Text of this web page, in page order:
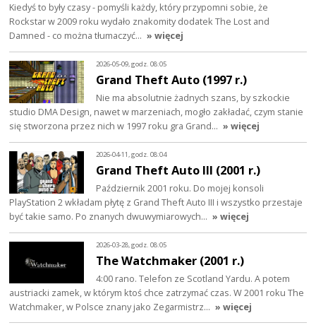
Kiedyś to były czasy - pomyśli każdy, który przypomni sobie, że
Rockstar w 2009 roku wydało znakomity dodatek The Lost and
Damned - co można tłumaczyć… » więcej
2026-05-09, godz. 08:05
Grand Theft Auto (1997 r.)
Nie ma absolutnie żadnych szans, by szkockie
studio DMA Design, nawet w marzeniach, mogło zakładać, czym stanie
się stworzona przez nich w 1997 roku gra Grand… » więcej
2026-04-11, godz. 08:04
Grand Theft Auto III (2001 r.)
Październik 2001 roku. Do mojej konsoli
PlayStation 2 wkładam płytę z Grand Theft Auto III i wszystko przestaje
być takie samo. Po znanych dwuwymiarowych… » więcej
2026-03-28, godz. 08:05
The Watchmaker (2001 r.)
4:00 rano. Telefon ze Scotland Yardu. A potem
austriacki zamek, w którym ktoś chce zatrzymać czas. W 2001 roku The
Watchmaker, w Polsce znany jako Zegarmistrz… » więcej